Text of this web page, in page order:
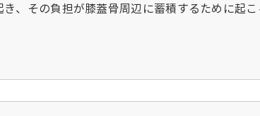
、その負担が膝蓋骨周辺に蓄積するために起